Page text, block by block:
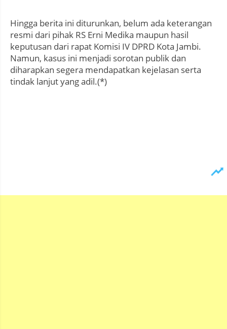
Hingga berita ini diturunkan, belum ada keterangan
resmi dari pihak RS Erni Medika maupun hasil
keputusan dari rapat Komisi IV DPRD Kota Jambi.
Namun, kasus ini menjadi sorotan publik dan
diharapkan segera mendapatkan kejelasan serta
tindak lanjut yang adil.(*)